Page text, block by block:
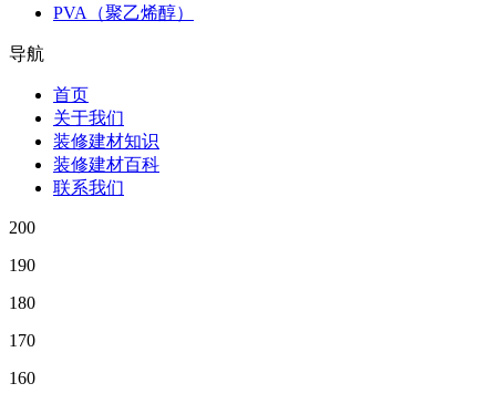
PVA（聚乙烯醇）
导航
首页
关于我们
装修建材知识
装修建材百科
联系我们
200
190
180
170
160